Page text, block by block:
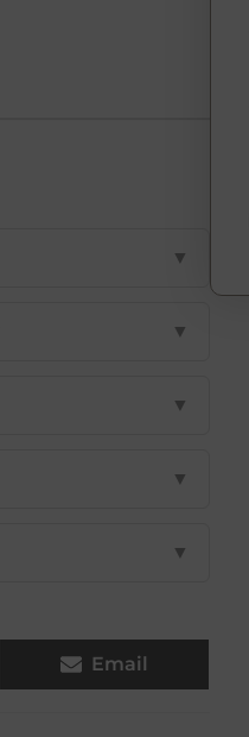
▼
▼
▼
▼
▼
Email